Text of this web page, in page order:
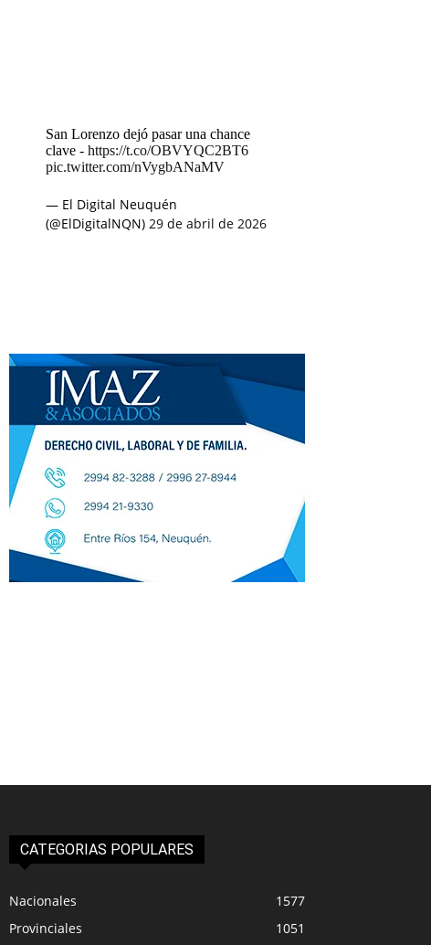
San Lorenzo dejó pasar una chance
clave - https://t.co/OBVYQC2BT6
pic.twitter.com/nVygbANaMV
— El Digital Neuquén
(@ElDigitalNQN) 29 de abril de 2026
CATEGORIAS POPULARES
Nacionales
1577
Provinciales
1051